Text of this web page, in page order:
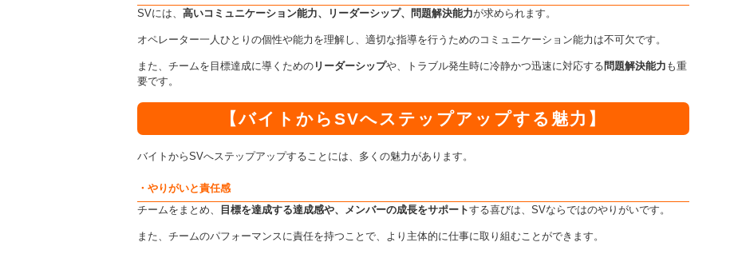
SVには、 高いコミュニケーション能力、リーダーシップ、問題解決能力が求められます。
オペレーター一人ひとりの個性や能力を理解し、適切な指導を行うためのコミュニケーション能力は不可欠です。
また、チームを目標達成に導くための リーダーシップや、トラブル発生時に冷静かつ迅速に対応する 問題解決能力 も重
要です。
【バイトからSVへステップアップする魅力】
バイトからSVへステップアップすることには、多くの魅力があります。
・やりがいと責任感
チームをまとめ、
目標を達成する達成感や、メンバーの成長をサポートする喜びは、SVならではのやりがいです。
また、チームのパフォーマンスに責任を持つことで、より主体的に仕事に取り組むことができます。